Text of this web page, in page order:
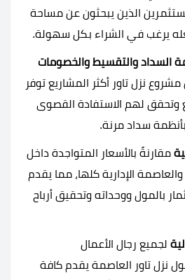
الذين يبحثون عن مساحة
يرغب في الشراء بكل سهولة.
السداد والتقسيط والخصومات
نزل تاور أكثر المشاريع توفر
وتحقق لهم الاستفادة القصوى
سداد مرنة.
مقارنةً بالأسعار المتواجدة داخل
الإدارية كلها، مما يقدم
بالمول ووحداته وتحقيق أرباح
لجميع رجال الأعمال
نزل تاور العاصمة يقدم كافة